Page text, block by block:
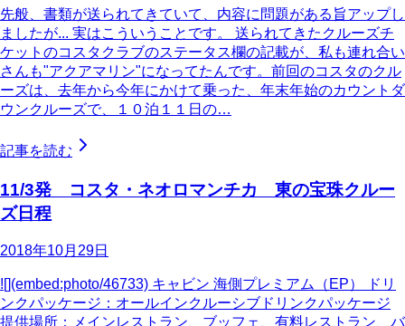
先般、書類が送られてきていて、内容に問題がある旨アップし
ましたが... 実はこういうことです。 送られてきたクルーズチ
ケットのコスタクラブのステータス欄の記載が、私も連れ合い
さんも"アクアマリン"になってたんです。前回のコスタのクル
ーズは、去年から今年にかけて乗った、年末年始のカウントダ
ウンクルーズで、１０泊１１日の…
記事を読む
11/3発 コスタ・ネオロマンチカ 東の宝珠クルー
ズ日程
2018年10月29日
![](embed:photo/46733) キャビン 海側プレミアム（EP） ドリ
ンクパッケージ：オールインクルーシブドリンクパッケージ
提供場所：メインレストラン、ブッフェ、有料レストラン、バ